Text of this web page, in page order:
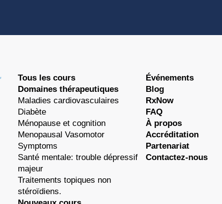
Tous les cours
Domaines thérapeutiques
Maladies cardiovasculaires
Diabète
Ménopause et cognition
Menopausal Vasomotor
Symptoms
Santé mentale: trouble dépressif
majeur
Traitements topiques non
stéroïdiens.
Événements
Blog
RxNow
FAQ
À propos
Accréditation
Partenariat
Contactez-nous